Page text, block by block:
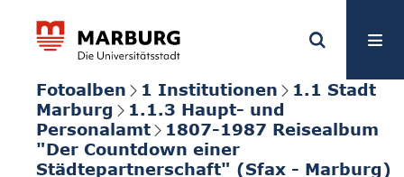
Fotoalben 1 Institutionen
1.1 Stadt
Marburg
1.1.3 Haupt- und
Personalamt
1807-1987 Reisealbum
"Der Countdown einer
Städtepartnerschaft" (Sfax - Marburg)